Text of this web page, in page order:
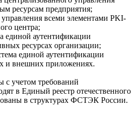
ресурсам предприятия;
всеми элементами PKI-
центра;
единой аутентификации
ресурсах организации;
единой аутентификации
и внешних приложениях.
с учетом требований
в Единый реестр отечественного
в структурах ФСТЭК России.